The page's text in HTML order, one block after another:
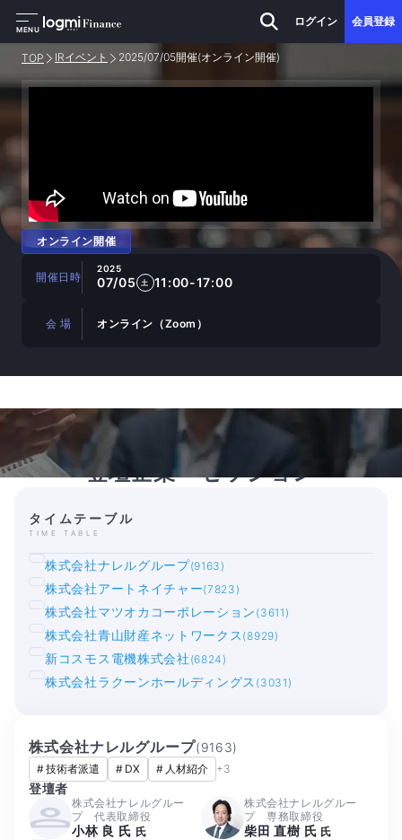
MENU
ログイン 会員登録
TOP IRイベント 2025/07/05開催(オンライン開催)
オンライン開催
開催日時
2025
07/05 土 11:00-17:00
会 場 オンライン（Zoom）
登壇企業・セッション
タイムテーブル
TIME TABLE
株式会社ナレルグループ(9163)
株式会社アートネイチャー(7823)
株式会社マツオカコーポレーション (3611)
株式会社青山財産ネットワークス (8929)
新コスモス電機株式会社 (6824)
株式会社ラクーンホールディングス (3031)
株式会社ナレルグループ(9163)
#技術者派遣 # DX # 人材紹介 +3
登壇者
株式会社ナレルグルー
プ 代表取締役
小林 良 氏 氏
株式会社ナレルグルー
プ 専務取締役
柴田 直樹 氏 氏